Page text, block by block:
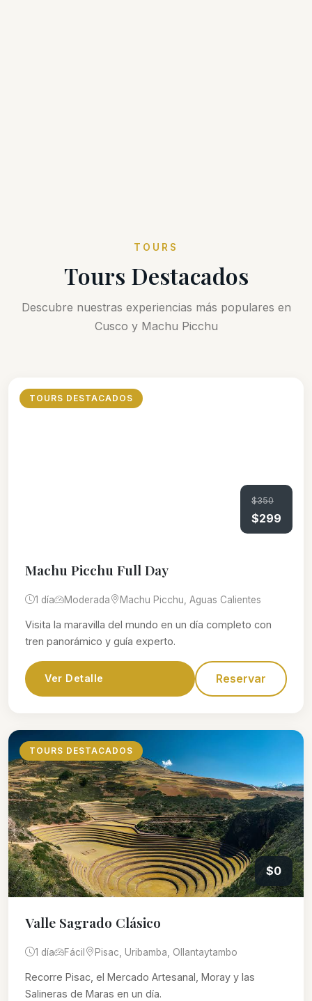
TOURS
Tours Destacados
Descubre nuestras experiencias más populares en
Cusco y Machu Picchu
TOURS DESTACADOS
$350
$299
Machu Picchu Full Day
1 día Moderada Machu Picchu, Aguas Calientes
Visita la maravilla del mundo en un día completo con
tren panorámico y guía experto.
Ver Detalle Reservar
TOURS DESTACADOS
$0
Valle Sagrado Clásico
1 día Fácil Pisac, Uribamba, Ollantaytambo
Recorre Pisac, el Mercado Artesanal, Moray y las
Salineras de Maras en un día.